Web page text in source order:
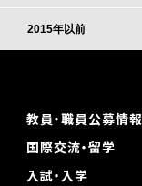
2015年以前
教員・職員公募情報
国際交流・留学
入試・入学